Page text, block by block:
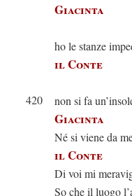
Giacinta
Mi
ho le stanze
il Conte
Ad
420
non si fa
Giacinta
Né si viene da
il Conte
Di voi mi
So che il luogo